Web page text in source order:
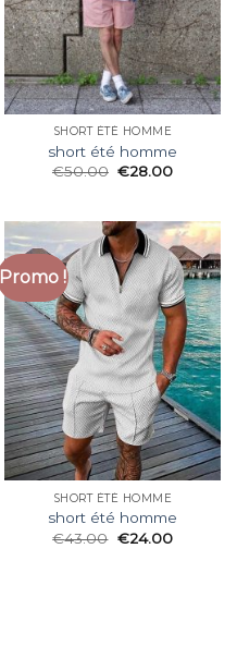
SHORT ÉTÉ HOMME
short été homme
€50.00 €28.00
Promo !
SHORT ÉTÉ HOMME
short été homme
€43.00 €24.00